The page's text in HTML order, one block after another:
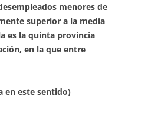
menores de
superior a la media
es la quinta provincia
en la que entre
en este sentido)